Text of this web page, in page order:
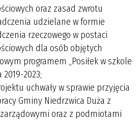
oraz zasad zwrotu
udzielane w formie
rzeczowego w postaci
dla osób objętych
programem „Posiłek w szkole
2023;
uchwały w sprawie przyjęcia
Gminy Niedrzwica Duża z
oraz z podmiotami